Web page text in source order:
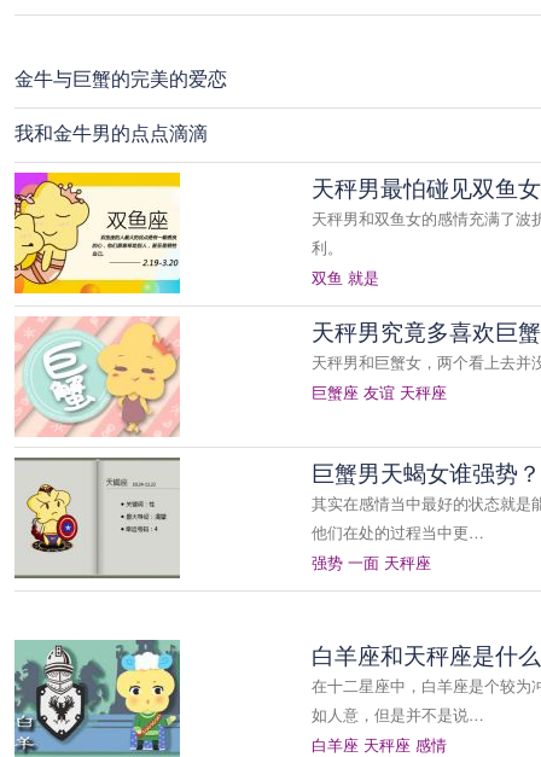
金牛与巨蟹的完美的爱恋
我和金牛男的点点滴滴
天秤男最怕碰见双鱼
天秤男和双鱼女的感情充满了
利。
双鱼 就是
天秤男究竟多喜欢巨
天秤男和巨蟹女，两个看上去
巨蟹座 友谊 天秤座
巨蟹男天蝎女谁强势
其实在感情当中最好的状态就是
他们在处的过程当中更…
强势 一面 天秤座
白羊座和天秤座是什
在十二星座中，白羊座是个较为
如人意，但是并不是说…
白羊座 天秤座 感情